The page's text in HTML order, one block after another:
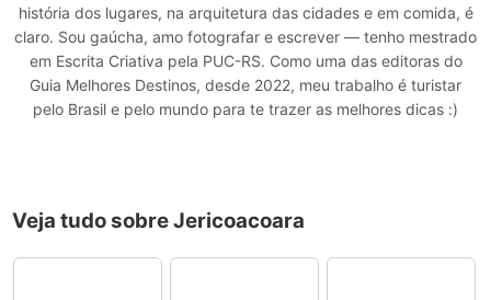
história dos lugares, na arquitetura das cidades e em comida, é
claro. Sou gaúcha, amo fotografar e escrever — tenho mestrado
em Escrita Criativa pela PUC-RS. Como uma das editoras do
Guia Melhores Destinos, desde 2022, meu trabalho é turistar
pelo Brasil e pelo mundo para te trazer as melhores dicas :)
Veja tudo sobre Jericoacoara